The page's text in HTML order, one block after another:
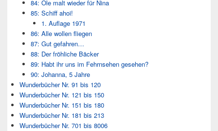
84: Ole malt wieder für Nina
85: Schiff ahoi!
1. Auflage 1971
86: Alle wollen fliegen
87: Gut gefahren…
88: Der fröhliche Bäcker
89: Habt ihr uns im Fehrnsehen gesehen?
90: Johanna, 5 Jahre
Wunderbücher Nr. 91 bis 120
Wunderbücher Nr. 121 bis 150
Wunderbücher Nr. 151 bis 180
Wunderbücher Nr. 181 bis 213
Wunderbücher Nr. 701 bis 8006